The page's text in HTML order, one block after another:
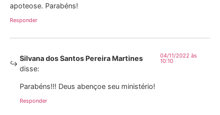
apoteose. Parabéns!
Responder
Silvana dos Santos Pereira Martines
disse:
04/11/2022 às
10:10
Parabéns!!! Deus abençoe seu ministério!
Responder